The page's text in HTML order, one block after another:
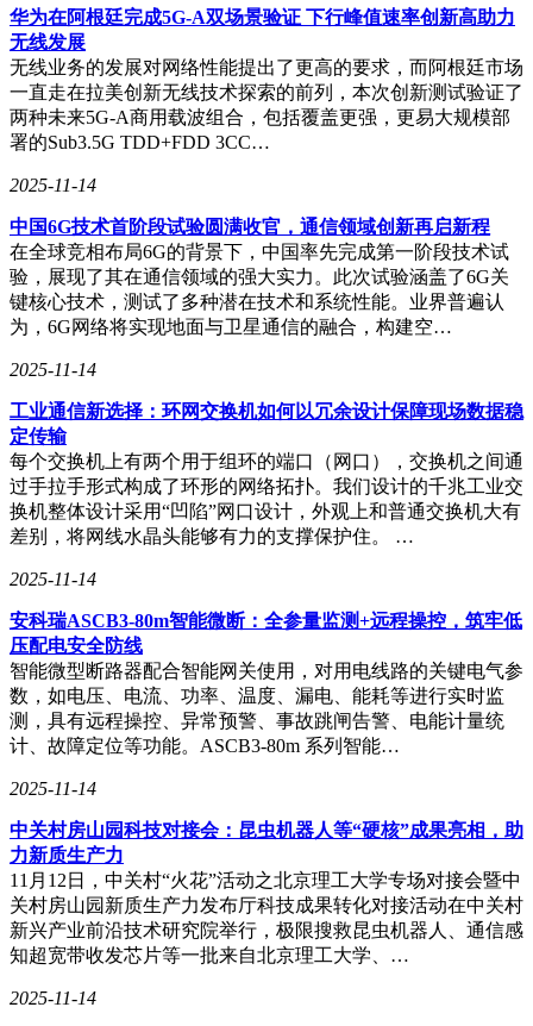
华为在阿根廷完成5G-A双场景验证 下行峰值速率创新高助力
无线发展
无线业务的发展对网络性能提出了更高的要求，而阿根廷市场
一直走在拉美创新无线技术探索的前列，本次创新测试验证了
两种未来5G-A商用载波组合，包括覆盖更强，更易大规模部
署的Sub3.5G TDD+FDD 3CC…
2025-11-14
中国6G技术首阶段试验圆满收官，通信领域创新再启新程
在全球竞相布局6G的背景下，中国率先完成第一阶段技术试
验，展现了其在通信领域的强大实力。此次试验涵盖了6G关
键核心技术，测试了多种潜在技术和系统性能。业界普遍认
为，6G网络将实现地面与卫星通信的融合，构建空…
2025-11-14
工业通信新选择：环网交换机如何以冗余设计保障现场数据稳
定传输
每个交换机上有两个用于组环的端口（网口），交换机之间通
过手拉手形式构成了环形的网络拓扑。我们设计的千兆工业交
换机整体设计采用“凹陷”网口设计，外观上和普通交换机大有
差别，将网线水晶头能够有力的支撑保护住。 …
2025-11-14
安科瑞ASCB3-80m智能微断：全参量监测+远程操控，筑牢低
压配电安全防线
智能微型断路器配合智能网关使用，对用电线路的关键电气参
数，如电压、电流、功率、温度、漏电、能耗等进行实时监
测，具有远程操控、异常预警、事故跳闸告警、电能计量统
计、故障定位等功能。ASCB3-80m 系列智能…
2025-11-14
中关村房山园科技对接会：昆虫机器人等“硬核”成果亮相，助
力新质生产力
11月12日，中关村“火花”活动之北京理工大学专场对接会暨中
关村房山园新质生产力发布厅科技成果转化对接活动在中关村
新兴产业前沿技术研究院举行，极限搜救昆虫机器人、通信感
知超宽带收发芯片等一批来自北京理工大学、…
2025-11-14